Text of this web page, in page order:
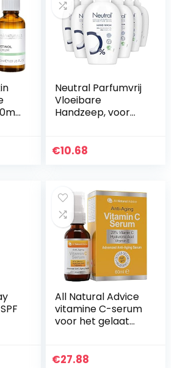
Neutral Parfumvrij
Vloeibare
Handzeep, voor
ontwikkeld voor de
€10.68
All Natural Advice
vitamine C-serum
voor het gelaat
Gezichtsserum –
€27.88